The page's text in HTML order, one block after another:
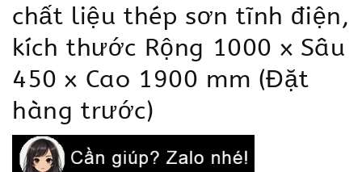
chất liệu thép sơn tĩnh điện,
kích thước Rộng 1000 x Sâu
450 x Cao 1900 mm (Đặt
hàng trước)